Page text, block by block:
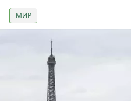
МИР